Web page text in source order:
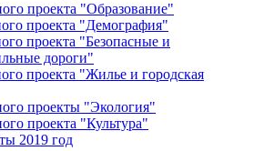
проекта "Образование"
проекта "Демография"
проекта "Безопасные и
дороги"
проекта "Жилье и городская
проекты "Экология"
проекта "Культура"
2019 год